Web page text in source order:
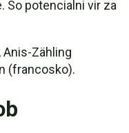
So potencialni vir za
Anis-Zähling
(francosko).